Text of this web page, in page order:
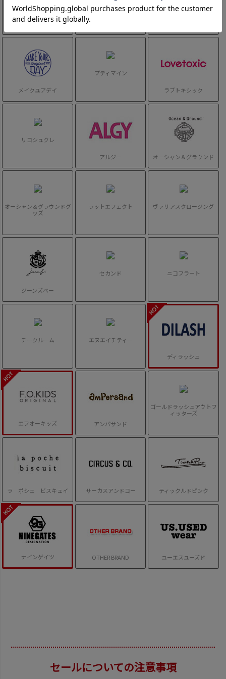
チャンピオン キッズ ニードルワークス
ラペン
メイクユアデイ
プティマイン
ラブトキシック
リコシュクレ
アルジー オーシャン＆グラウンド
オーシャン＆グラウンドグ
ッズ
ラットエフェクト ヴァリアスクロージング
ジーンズベー
セカンド ニコフラート
チークルーム エヌエイチティー
ディラッシュ
エフオーキッズ アンパサンド
ゴールドラッシュアウトフ
ィッターズ
ラ ポシェ ビスキュイ サーカスアンドコー ティックルドピンク
ナインゲイツ OTHER BRAND ユーエスユーズド
セールについての注意事項